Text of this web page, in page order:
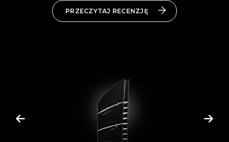
PRZECZYTAJ RECENZJĘ